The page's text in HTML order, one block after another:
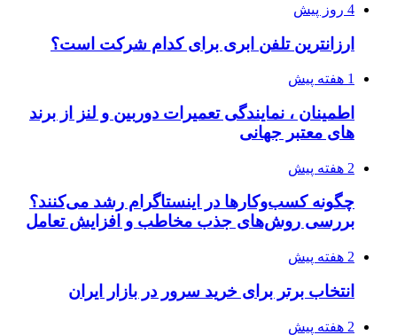
4 روز پیش
ارزانترین تلفن ابری برای کدام شرکت است؟
1 هفته پیش
اطمینان ، نمایندگی تعمیرات دوربین و لنز از برند
های معتبر جهانی
2 هفته پیش
چگونه کسب‌وکارها در اینستاگرام رشد می‌کنند؟
بررسی روش‌های جذب مخاطب و افزایش تعامل
2 هفته پیش
انتخاب برتر برای خرید سرور در بازار ایران
2 هفته پیش